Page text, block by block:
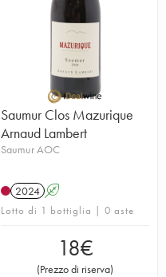
Saumur Clos Mazurique
Arnaud Lambert
Saumur AOC
2024 A
Lotto di 1 bottiglia | 0 aste
18€
(Prezzo di riserva)